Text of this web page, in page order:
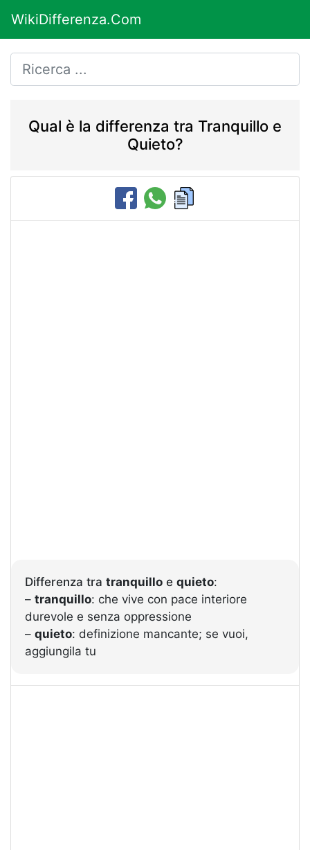
WikiDifferenza.Com
Qual è la differenza tra Tranquillo e
Quieto?
Differenza tra tranquillo e quieto:
– tranquillo: che vive con pace interiore
durevole e senza oppressione
– quieto: definizione mancante; se vuoi,
aggiungila tu